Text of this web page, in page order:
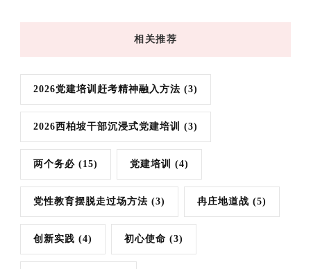
相关推荐
2026党建培训赶考精神融入方法 (3)
2026西柏坡干部沉浸式党建培训 (3)
两个务必 (15) 党建培训 (4)
党性教育摆脱走过场方法 (3) 冉庄地道战 (5)
创新实践 (4) 初心使命 (3)